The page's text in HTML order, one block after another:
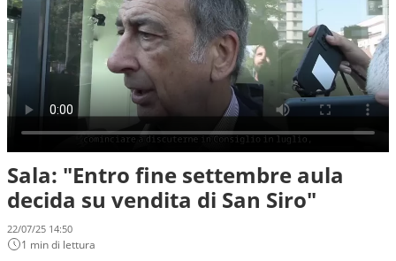
Sala: "Entro fine settembre aula
decida su vendita di San Siro"
22/07/25 14:50
1 min di lettura